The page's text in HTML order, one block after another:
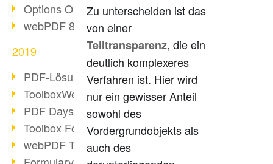
Options Operation
webPDF 8 Neuerungen (Teil 1)
2019
PDF-Lösung für Unternehmen
ToolboxWebService Print Operation
PDF Days 2020
Toolbox Forms Operation
webPDF Toolbox Delete
Zu unterscheiden ist das
von einer
Teiltransparenz, die ein
deutlich komplexeres
Verfahren ist. Hier wird
nur ein gewisser Anteil
sowohl des
Vordergrundobjekts als
auch des